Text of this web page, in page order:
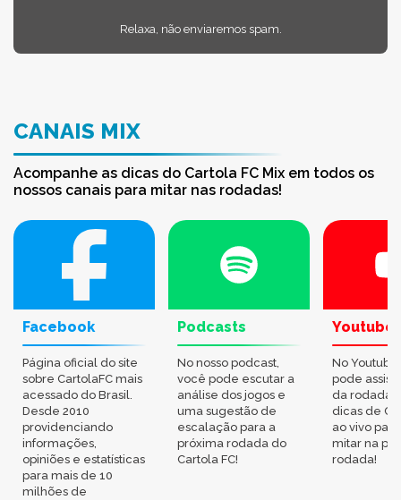
Relaxa, não enviaremos spam.
CANAIS MIX
Acompanhe as dicas do Cartola FC Mix em todos os
nossos canais para mitar nas rodadas!
Facebook
Página oficial do site
sobre CartolaFC mais
acessado do Brasil.
Desde 2010
providenciando
informações,
opiniões e estatísticas
para mais de 10
milhões de
Podcasts
No nosso podcast,
você pode escutar a
análise dos jogos e
uma sugestão de
escalação para a
próxima rodada do
Cartola FC!
Youtube
No
pode
da rodada,
dicas de
ao vivo
mitar na
rodada!